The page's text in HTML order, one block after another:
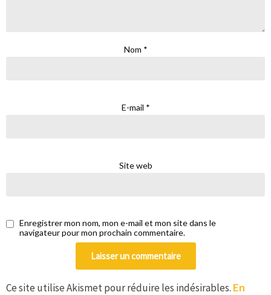
Nom *
E-mail *
Site web
Enregistrer mon nom, mon e-mail et mon site dans le
navigateur pour mon prochain commentaire.
Ce site utilise Akismet pour réduire les indésirables. En